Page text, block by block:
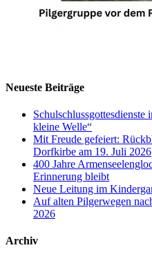
Neueste Beiträge
Schulschlussgottesdienste
kleine Welle“
Mit Freude gefeiert:
Dorfkirbe am 19. Juli 2026
400 Jahre
Erinnerung bleibt
Neue Leitung im
Auf alten Pilgerwegen
2026
Archiv